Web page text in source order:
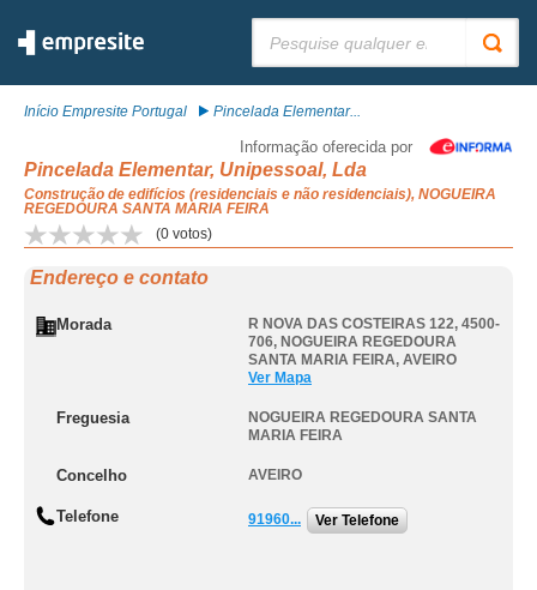
Início Empresite Portugal Pincelada Elementar...
Informação oferecida por
Pincelada Elementar, Unipessoal, Lda
Construção de edifícios (residenciais e não residenciais), NOGUEIRA
REGEDOURA SANTA MARIA FEIRA
(0 votos)
Endereço e contato
Morada
R NOVA DAS COSTEIRAS 122, 4500-
706, NOGUEIRA REGEDOURA
SANTA MARIA FEIRA, AVEIRO
Ver Mapa
Freguesia
NOGUEIRA REGEDOURA SANTA
MARIA FEIRA
Concelho AVEIRO
Telefone 91960... Ver Telefone